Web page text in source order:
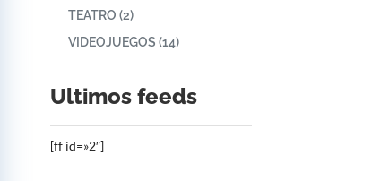
TEATRO (2)
VIDEOJUEGOS (14)
Ultimos feeds
[ff id=»2″]